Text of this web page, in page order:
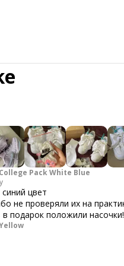
Pack White Blue
цвет
не проверяли их на
подарок положили насочки!